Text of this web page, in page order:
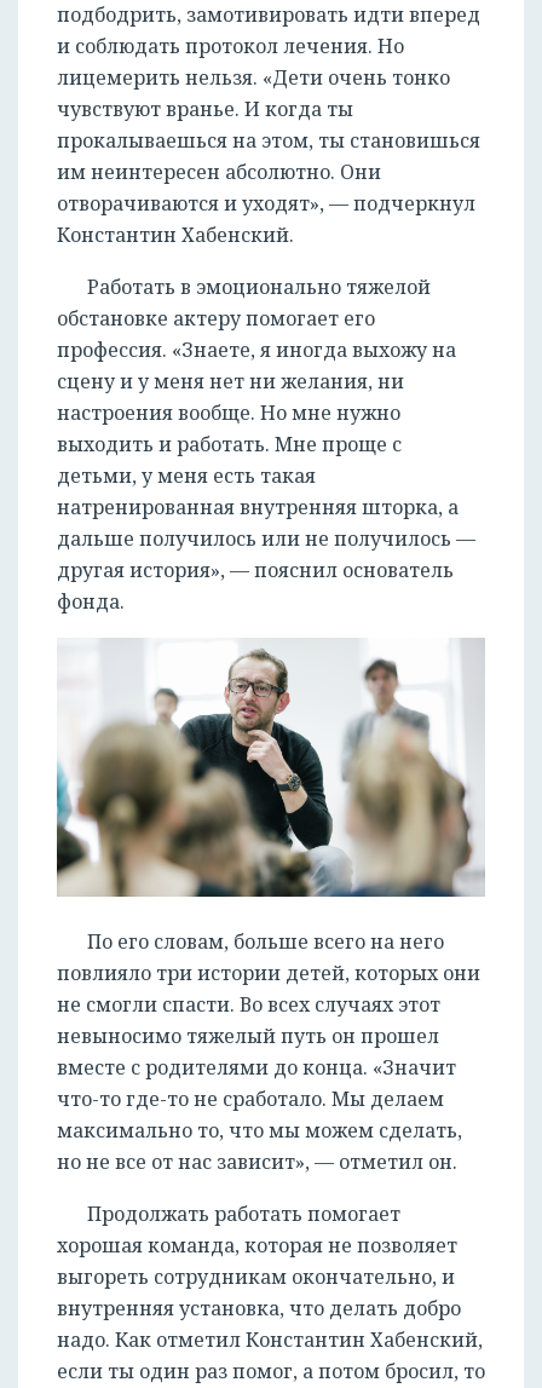
подбодрить, замотивировать идти вперед
и соблюдать протокол лечения. Но
лицемерить нельзя. «Дети очень тонко
чувствуют вранье. И когда ты
прокалываешься на этом, ты становишься
им неинтересен абсолютно. Они
отворачиваются и уходят», — подчеркнул
Константин Хабенский.
Работать в эмоционально тяжелой
обстановке актеру помогает его
профессия. «Знаете, я иногда выхожу на
сцену и у меня нет ни желания, ни
настроения вообще. Но мне нужно
выходить и работать. Мне проще с
детьми, у меня есть такая
натренированная внутренняя шторка, а
дальше получилось или не получилось —
другая история», — пояснил основатель
фонда.
По его словам, больше всего на него
повлияло три истории детей, которых они
не смогли спасти. Во всех случаях этот
невыносимо тяжелый путь он прошел
вместе с родителями до конца. «Значит
что-то где-то не сработало. Мы делаем
максимально то, что мы можем сделать,
но не все от нас зависит», — отметил он.
Продолжать работать помогает
хорошая команда, которая не позволяет
выгореть сотрудникам окончательно, и
внутренняя установка, что делать добро
надо. Как отметил Константин Хабенский,
если ты один раз помог, а потом бросил, то
РЕГИСТРАЦИЯ